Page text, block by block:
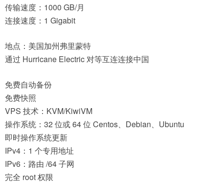
传输速度：1000 GB/月
连接速度：1 Gigabit
地点：美国加州弗里蒙特
通过 Hurricane Electric 对等互连连接中国
免费自动备份
免费快照
VPS 技术：KVM/KiwiVM
操作系统：32 位或 64 位 Centos、Debian、Ubuntu
即时操作系统更新
IPv4：1 个专用地址
IPv6：路由 /64 子网
完全 root 权限